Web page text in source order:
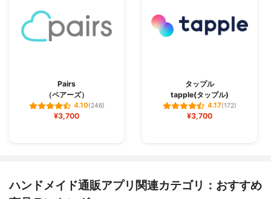
Pairs
（ペアーズ）
4.10(246)
¥3,700
タップル
tapple(タップル)
4.17(172)
¥3,700
ハンドメイド通販アプリ関連カテゴリ：おすすめ